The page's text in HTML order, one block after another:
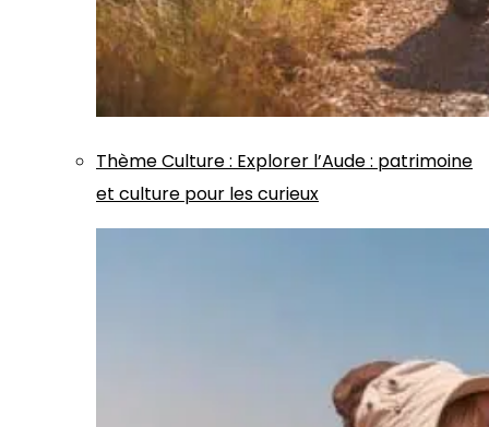
ThèmeCulture: Explorer l’Aude : patrimoine
et culture pour les curieux